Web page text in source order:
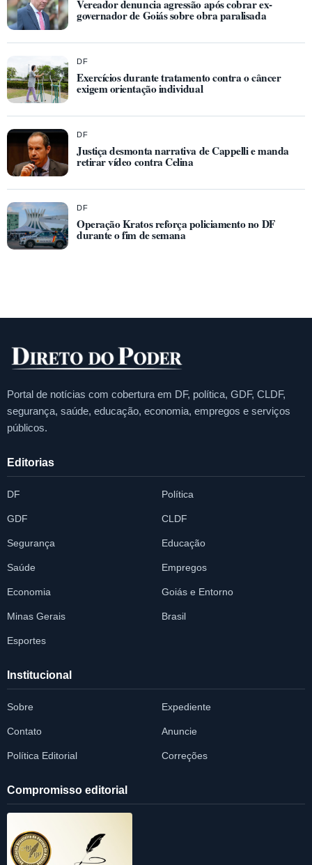
Vereador denuncia agressão após cobrar ex-
governador de Goiás sobre obra paralisada
DF
Exercícios durante tratamento contra o câncer
exigem orientação individual
DF
Justiça desmonta narrativa de Cappelli e manda
retirar vídeo contra Celina
DF
Operação Kratos reforça policiamento no DF
durante o fim de semana
Portal de notícias com cobertura em DF, política, GDF, CLDF,
segurança, saúde, educação, economia, empregos e serviços
públicos.
Editorias
DF Política
GDF CLDF
Segurança Educação
Saúde Empregos
Economia Goiás e Entorno
Minas Gerais Brasil
Esportes
Institucional
Sobre Expediente
Contato Anuncie
Política Editorial Correções
Compromisso editorial